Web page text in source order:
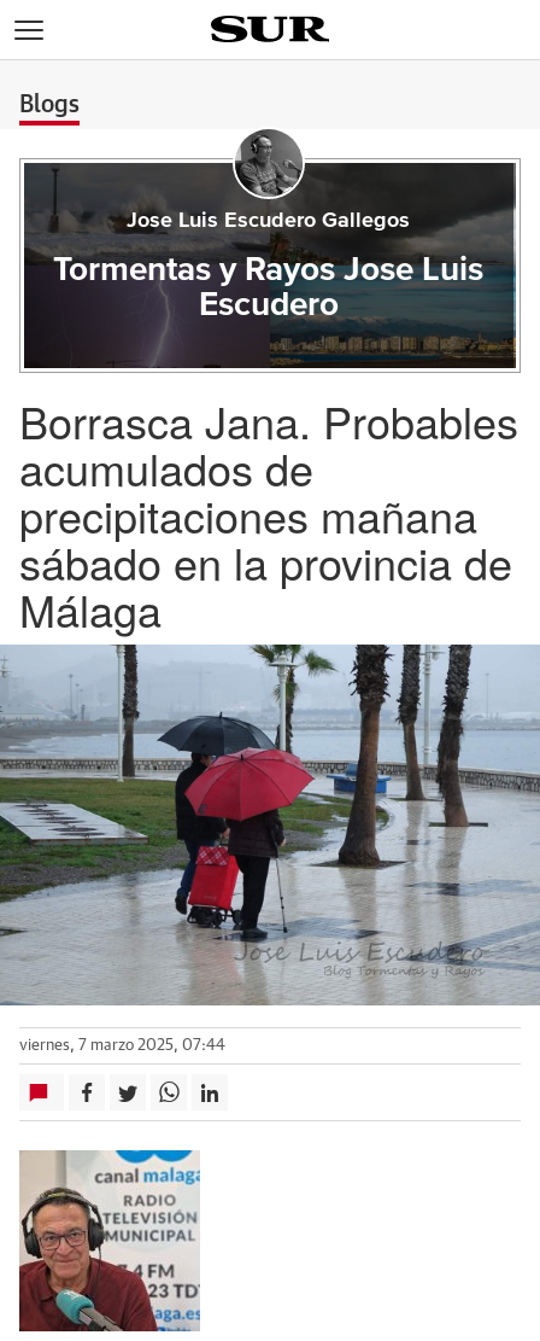
Blogs
Jose Luis Escudero Gallegos
Tormentas y Rayos Jose Luis
Escudero
Borrasca Jana. Probables
acumulados de
precipitaciones mañana
sábado en la provincia de
Málaga
viernes, 7 marzo 2025, 07:44